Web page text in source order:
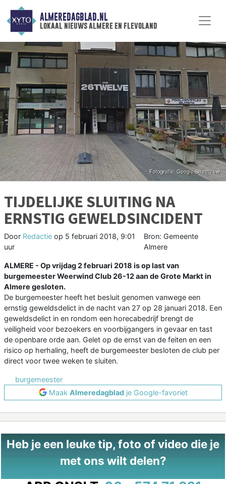
ALMEREDAGBLAD.NL
lokaal nieuws almere en flevoland
TIJDELIJKE SLUITING NA
ERNSTIG GEWELDSINCIDENT
Door Redactie op 5 februari 2018, 9:01
uur
Bron: Gemeente
Almere
ALMERE - Op vrijdag 2 februari 2018 is op last van
burgemeester Weerwind Club 26-12 aan de Grote Markt in
Almere gesloten.
De burgemeester heeft het besluit genomen vanwege een
ernstig geweldsdelict in de nacht van 27 op 28 januari 2018. Een
geweldsdelict in en rondom een horecabedrijf brengt de
veiligheid voor bezoekers en voorbijgangers in gevaar en tast
de openbare orde aan. Gelet op de ernst van de feiten en een
risico op herhaling, heeft de burgemeester besloten de club per
direct voor twee weken te sluiten.
burgemeester
Maak Almeredagbladje Google-favoriet
Heb je een leuke tip, foto of video die je
met ons wilt delen?